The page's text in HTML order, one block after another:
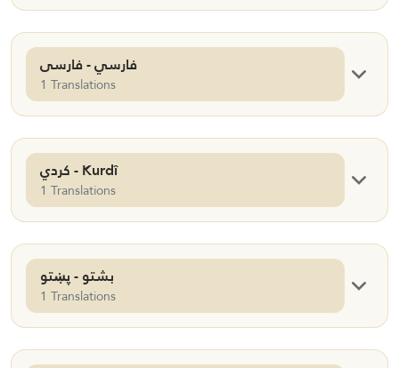
فارسي - فارسی
1 Translations
كردي - Kurdî
1 Translations
بشتو - پښتو
1 Translations